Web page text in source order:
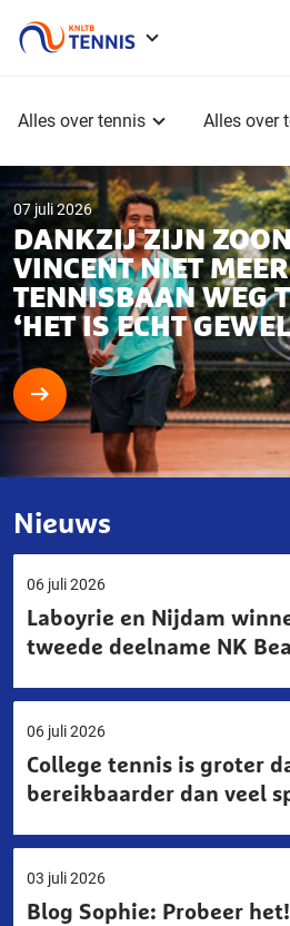
Alles over tennis Alles over
07 juli 2026
DANKZIJ ZIJN
VINCENT NIET
TENNISBAAN WEG
‘HET IS ECHT
Nieuws
06 juli 2026
Laboyrie en Nijdam
tweede deelname NK
06 juli 2026
College tennis is groter
bereikbaarder dan veel
03 juli 2026
Blog Sophie: Probeer het!